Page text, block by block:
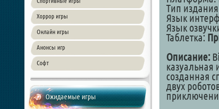
Хоррор игры
Онлайн игры
Анонсы игр
Софт
Ожидаемые игры
Тип
Язык
Язык
Таблетка:
Описание:
казуальная
созданная
двух